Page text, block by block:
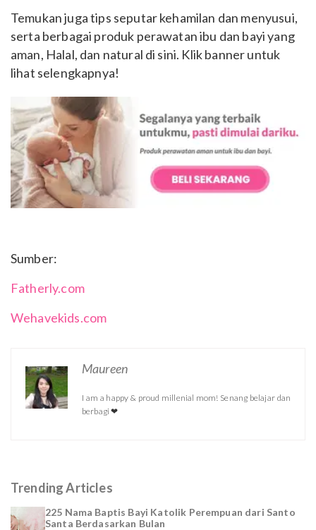
Temukan juga tips seputar kehamilan dan menyusui,
serta berbagai produk perawatan ibu dan bayi yang
aman, Halal, dan natural di sini. Klik banner untuk
lihat selengkapnya!
Sumber:
Fatherly.com
Wehavekids.com
Maureen
I am a happy & proud millenial mom! Senang belajar dan
berbagi ❤
Trending Articles
225 Nama Baptis Bayi Katolik Perempuan dari Santo
Santa Berdasarkan Bulan